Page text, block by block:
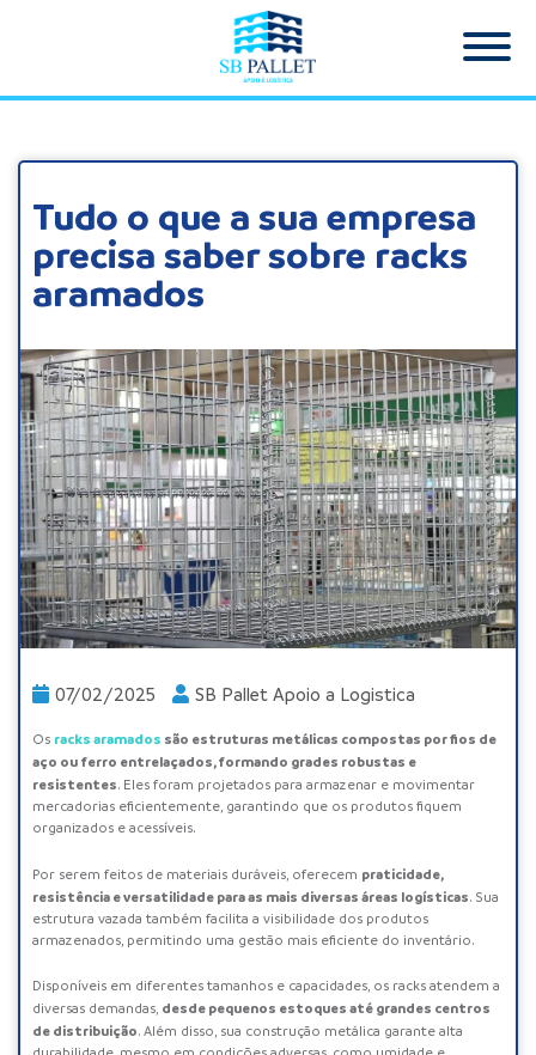
Tudo o que a sua empresa
precisa saber sobre racks
aramados
07/02/2025 SB Pallet Apoio a Logistica
Os racks aramados são estruturas metálicas compostas por fios de
aço ou ferro entrelaçados, formando grades robustas e
resistentes. Eles foram projetados para armazenar e movimentar
mercadorias eficientemente, garantindo que os produtos fiquem
organizados e acessíveis.
Por serem feitos de materiais duráveis, oferecem praticidade,
resistência e versatilidade para as mais diversas áreas logísticas. Sua
estrutura vazada também facilita a visibilidade dos produtos
armazenados, permitindo uma gestão mais eficiente do inventário.
Disponíveis em diferentes tamanhos e capacidades, os racks atendem a
diversas demandas, desde pequenos estoques até grandes centros
de distribuição. Além disso, sua construção metálica garante alta